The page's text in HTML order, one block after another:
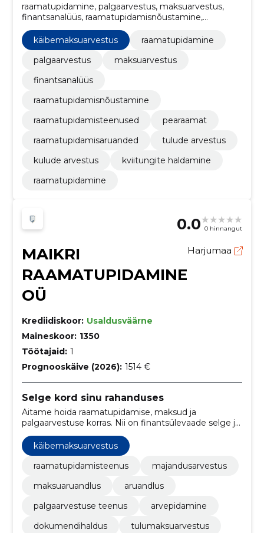
raamatupidamine, palgaarvestus, maksuarvestus,
finantsanalüüs, raamatupidamisnõustamine,
raamatupidamisteenused, pearaamat,
raamatupidamisaruanded, tulude arvestus, kulude
arvestus
käibemaksuarvestus
raamatupidamine
palgaarvestus
maksuarvestus
finantsanalüüs
raamatupidamisnõustamine
raamatupidamisteenused
pearaamat
raamatupidamisaruanded
tulude arvestus
kulude arvestus
kviitungite haldamine
raamatupidamine
0.0 0 hinnangut
MAIKRI
RAAMATUPIDAMINE
OÜ
Harjumaa
Krediidiskoor: Usaldusväärne
Maineskoor: 1350
Töötajaid: 1
Prognooskäive (2026): 1514 €
Selge kord sinu rahanduses
Aitame hoida raamatupidamise, maksud ja
palgaarvestuse korras. Nii on finantsülevaade selge ja
käibemaksuarvestus
raamatupidamisteenus
majandusarvestus
maksuaruandlus
aruandlus
palgaarvestuse teenus
arvepidamine
dokumendihaldus
tulumaksuarvestus